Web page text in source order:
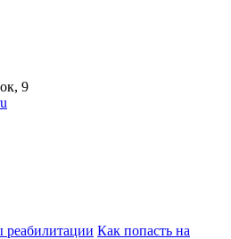
9
реабилитации Как попасть на